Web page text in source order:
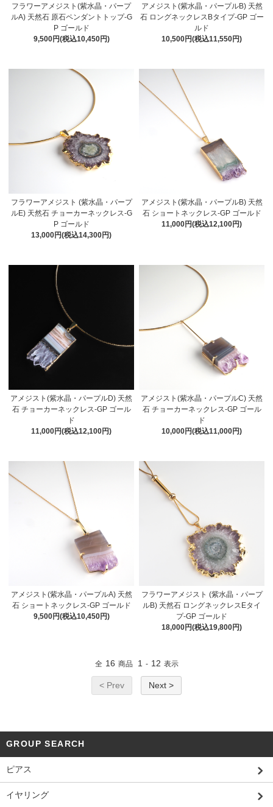
フラワーアメジスト(紫水晶・パープ
ルA) 天然石 原石ペンダントトップ-G
P ゴールド
9,500円(税込10,450円)
アメジスト(紫水晶・パープルB) 天然
石 ロングネックレスBタイプ-GP ゴー
ルド
10,500円(税込11,550円)
フラワーアメジスト (紫水晶・パープ
ルE) 天然石 チョーカーネックレス-G
P ゴールド
13,000円(税込14,300円)
アメジスト(紫水晶・パープルB) 天然
石 ショートネックレス-GP ゴールド
11,000円(税込12,100円)
アメジスト(紫水晶・パープルD) 天然
石 チョーカーネックレス-GP ゴール
ド
11,000円(税込12,100円)
アメジスト(紫水晶・パープルC) 天然
石 チョーカーネックレス-GP ゴール
ド
10,000円(税込11,000円)
アメジスト(紫水晶・パープルA) 天然
石 ショートネックレス-GP ゴールド
9,500円(税込10,450円)
フラワーアメジスト (紫水晶・パープ
ルB) 天然石 ロングネックレスEタイ
プ-GP ゴールド
18,000円(税込19,800円)
全 16 商品 1 - 12 表示
< Prev Next >
GROUP SEARCH
ピアス
イヤリング